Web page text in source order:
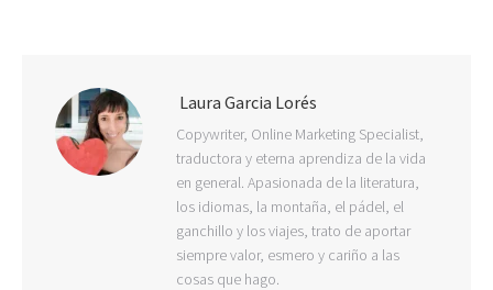
Laura Garcia Lorés
Copywriter, Online Marketing Specialist,
traductora y eterna aprendiza de la vida
en general. Apasionada de la literatura,
los idiomas, la montaña, el pádel, el
ganchillo y los viajes, trato de aportar
siempre valor, esmero y cariño a las
cosas que hago.